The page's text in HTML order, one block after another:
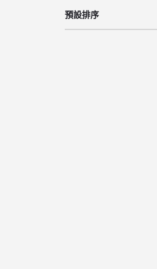
預設排序